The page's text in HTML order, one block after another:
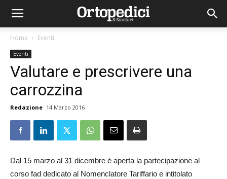
Home Eventi
Eventi
Valutare e prescrivere una
carrozzina
Redazione 14 Marzo 2016
Dal 15 marzo al 31 dicembre è aperta la partecipazione al
corso fad dedicato al Nomenclatore Tariffario e intitolato